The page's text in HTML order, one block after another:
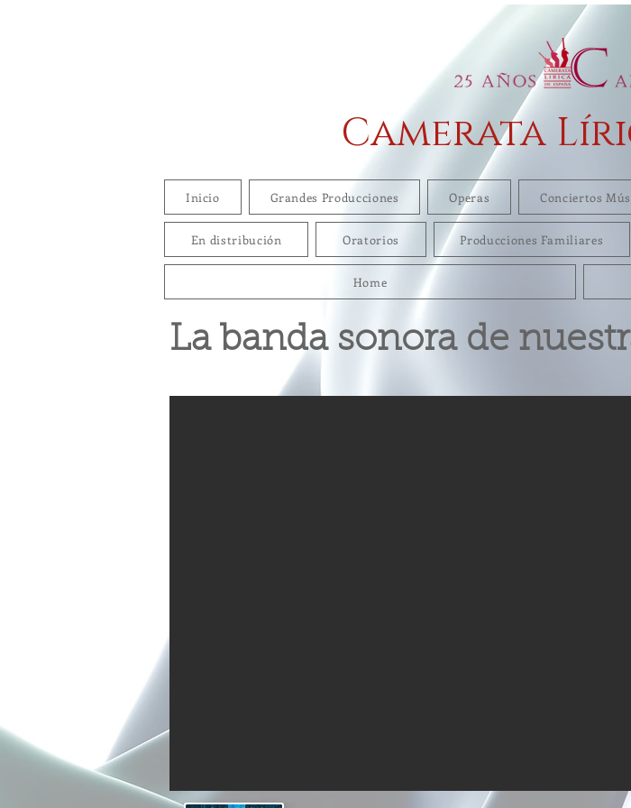
Camerata
Inicio Grandes Producciones Operas Conciertos
En distribución Oratorios Producciones Familiares
Home
La banda sonora de